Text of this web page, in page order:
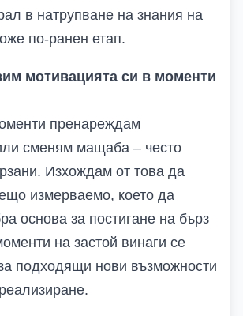
в натрупване на знания на
по-ранен етап.
мотивацията си в моменти
пренареждам
сменям мащаба – често
Изхождам от това да
измерваемо, което да
основа за постигане на бърз
на застой винаги се
подходящи нови възможности